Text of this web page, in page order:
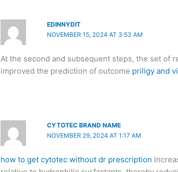
EDINNYDIT
NOVEMBER 15, 2024 AT 3:53 AM
At the second and subsequent steps, the set of
improved the prediction of outcome priligy and
CYTOTEC BRAND NAME
NOVEMBER 29, 2024 AT 1:17 AM
how to get cytotec without dr prescription